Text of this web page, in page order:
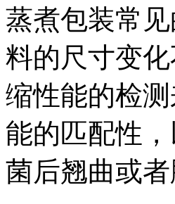
蒸煮包装常
料的尺寸变
缩性能的检
能的匹配性
菌后翘曲或